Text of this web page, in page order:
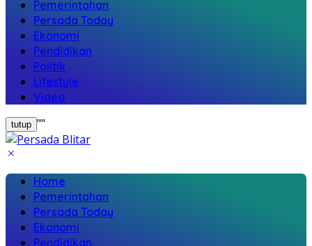
Pemerintahan
Persada Today
Ekonomi
Pendidikan
Politik
Lifestyle
Video
tutup ""
Home
Pemerintahan
Persada Today
Ekonomi
Pendidikan